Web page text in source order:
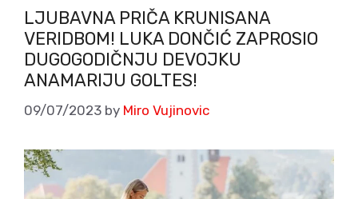
LJUBAVNA PRIČA KRUNISANA
VERIDBOM! LUKA DONČIĆ ZAPROSIO
DUGOGODIČNJU DEVOJKU
ANAMARIJU GOLTES!
09/07/2023 by Miro Vujinovic